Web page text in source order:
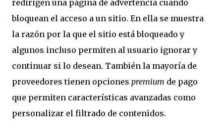
redirigen una página de advertencia cuando
bloquean el acceso a un sitio. En ella se muestra
la razón por la que el sitio está bloqueado y
algunos incluso permiten al usuario ignorar y
continuar si lo desean. También la mayoría de
proveedores tienen opciones premium de pago
que permiten características avanzadas como
personalizar el filtrado de contenidos.